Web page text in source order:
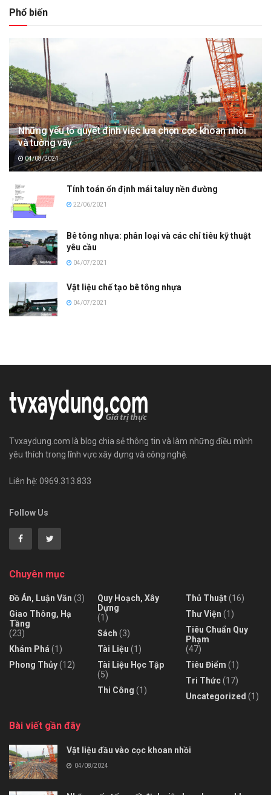
Phổ biến
Những yếu tố quyết định việc lựa chọn cọc khoan nhồi
và tường vây
04/08/2024
Tính toán ổn định mái taluy nền đường
22/06/2021
Bê tông nhựa: phân loại và các chỉ tiêu kỹ thuật
yêu cầu
04/07/2021
Vật liệu chế tạo bê tông nhựa
04/07/2021
Tvxaydung.com là blog chia sẻ thông tin và làm những điều mình
yêu thích trong lĩnh vực xây dựng và công nghệ.
Liên hệ: 0969.313.833
Follow Us
Chuyên mục
Đồ Án, Luận Văn (3)
Giao Thông, Hạ
Tầng
(23)
Khám Phá (1)
Phong Thủy(12)
Quy Hoạch, Xây
Dựng
(1)
Sách (3)
Tài Liệu (1)
Tài Liệu Học Tập
(5)
Thi Công (1)
Thủ Thuật(16)
Thư Viện (1)
Tiêu Chuẩn Quy
Phạm
(47)
Tiêu Điểm (1)
Tri Thức(17)
Uncategorized (1)
Bài viết gần đây
Vật liệu đầu vào cọc khoan nhồi
04/08/2024